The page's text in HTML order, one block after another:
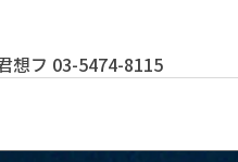
想フ 03-5474-8115